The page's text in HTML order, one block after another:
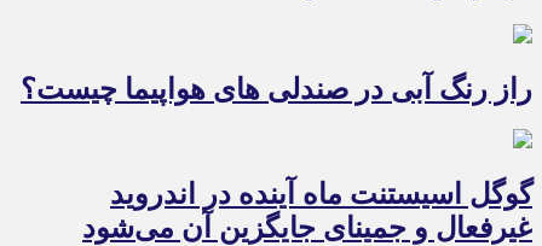
راز رنگ آبی در صندلی های هواپیما چیست؟
گوگل اسیستنت ماه آینده در اندروید
غیرفعال و جمینای جایگزین آن می‌شود